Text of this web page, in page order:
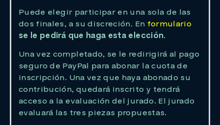
Puede elegir participar en una sola de las
dos finales, a su discreción. En formulario
se le pedirá que haga esta elección.
Una vez completado, se le redirigirá al pago
seguro de PayPal para abonar la cuota de
inscripción. Una vez que haya abonado su
contribución, quedará inscrito y tendrá
acceso a la evaluación del jurado. El jurado
evaluará las tres piezas propuestas.